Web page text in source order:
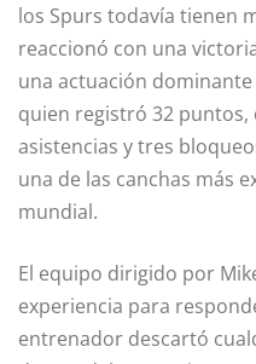
los Spurs todavía tienen
reaccionó con una
una actuación
quien registró 32 puntos,
asistencias y tres
una de las canchas más
mundial.
El equipo dirigido por
experiencia para
entrenador descartó